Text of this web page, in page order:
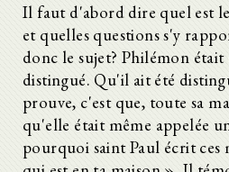
Il faut d'abord dire quel est
et quelles questions s'y
donc le sujet? Philémon
distingué. Qu'il ait été
prouve, c'est que, toute sa
qu'elle était même appelée
pourquoi saint Paul écrit ces